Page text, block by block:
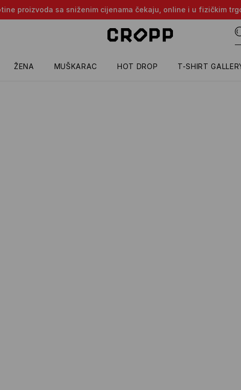
proizvoda sa sniženim cijenama čekaju, online i u fizičkim
ŽENA MUŠKARAC HOT DROP T-SHIRT